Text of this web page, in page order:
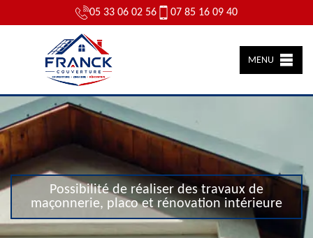
05 33 06 02 56 07 85 16 09 40
MENU
Possibilité de réaliser des travaux de
maçonnerie, placo et rénovation intérieure